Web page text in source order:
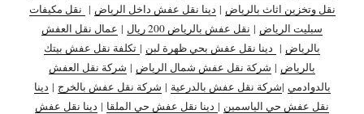
نقل وتخزين اثاث بالرياض | دينا نقل عفش داخل الرياض | نقل مكيفات
سبليت الرياض | نقل عفش بالرياض 200 ريال | عمال نقل العفش
بالرياض | دينا نقل عفش بحي ظهرة لبن | تكلفة نقل عفش بيتك
بالرياض | شركة نقل عفش شمال الرياض | شركة نقل العفش
بالدوادمي |شركة نقل عفش بالدرعية | شركة نقل عفش بالخرج | دينا
نقل عفش حي الياسمين | دينا نقل عفش حي الملقا | دينا نقل عفش